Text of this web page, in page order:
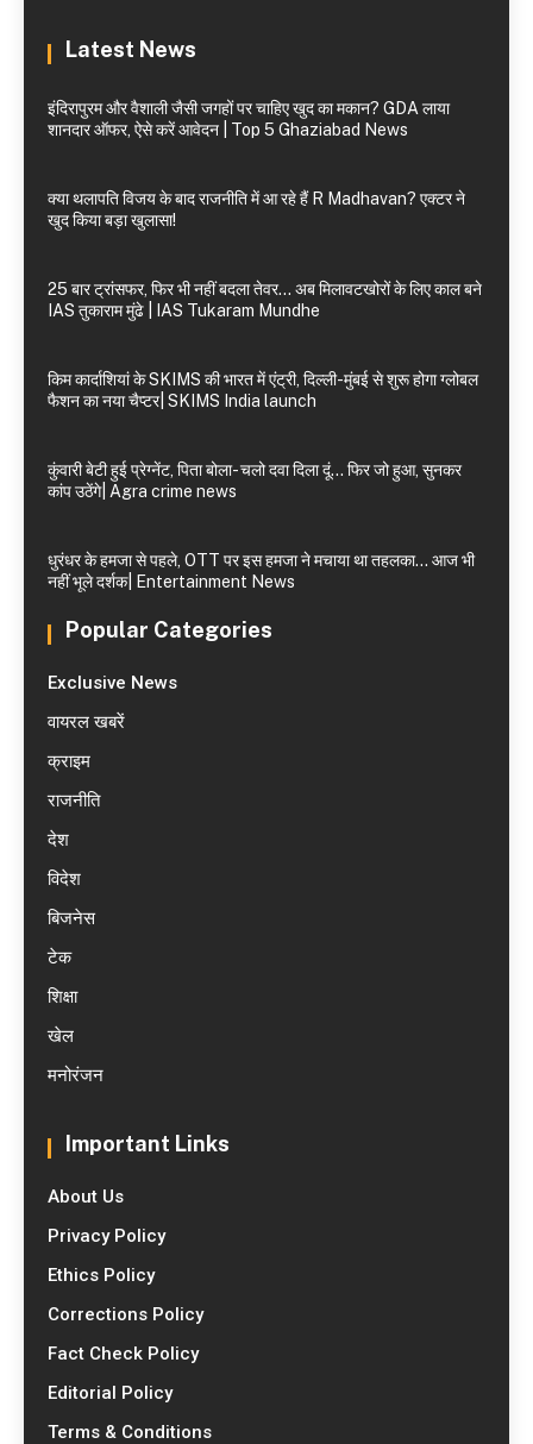
Latest News
इंदिरापुरम और वैशाली जैसी जगहों पर चाहिए खुद का मकान? GDA लाया
शानदार ऑफर, ऐसे करें आवेदन | Top 5 Ghaziabad News
क्या थलापति विजय के बाद राजनीति में आ रहे हैं R Madhavan? एक्टर ने
खुद किया बड़ा खुलासा!
25 बार ट्रांसफर, फिर भी नहीं बदला तेवर… अब मिलावटखोरों के लिए काल बने
IAS तुकाराम मुंढे | IAS Tukaram Mundhe
किम कार्दाशियां के SKIMS की भारत में एंट्री, दिल्ली-मुंबई से शुरू होगा ग्लोबल
फैशन का नया चैप्टर| SKIMS India launch
कुंवारी बेटी हुई प्रेग्नेंट, पिता बोला- चलो दवा दिला दूं… फिर जो हुआ, सुनकर
कांप उठेंगे| Agra crime news
धुरंधर के हमजा से पहले, OTT पर इस हमजा ने मचाया था तहलका… आज भी
नहीं भूले दर्शक| Entertainment News
Popular Categories
Exclusive News
वायरल खबरें
क्राइम
राजनीति
देश
विदेश
बिजनेस
टेक
शिक्षा
खेल
मनोरंजन
Important Links
About Us
Privacy Policy
Ethics Policy
Corrections Policy
Fact Check Policy
Editorial Policy
Terms & Conditions